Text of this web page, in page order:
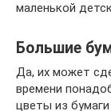
маленькой
Большие
Да, их может
времени
цветы из